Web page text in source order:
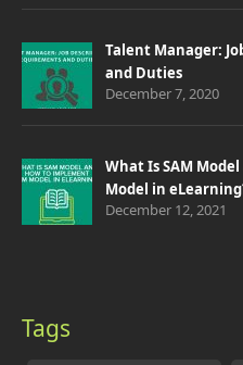
Talent Manager:
and Duties
December 7, 2020
What Is SAM
Model in
December 12, 2021
Tags